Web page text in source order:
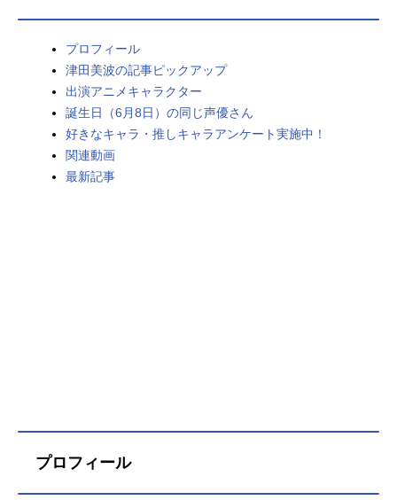
FOLLOW US
プロフィール
津田美波の記事ピックアップ
出演アニメキャラクター
誕生日（6月8日）の同じ声優さん
好きなキャラ・推しキャラアンケート実施中！
関連動画
最新記事
プロフィール